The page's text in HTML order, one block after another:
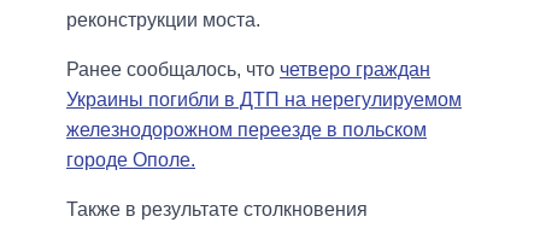
реконструкции моста.
Ранее сообщалось, что четверо граждан
Украины погибли в ДТП на нерегулируемом
железнодорожном переезде в польском
городе Ополе.
Также в результате столкновения